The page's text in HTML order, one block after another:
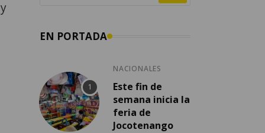
EN PORTADA
NACIONALES
Este fin de
semana inicia la
feria de
Jocotenango